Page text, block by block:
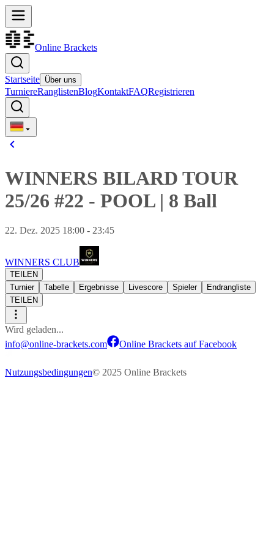
Online Brackets
Startseite Über uns
TurniereRanglistenBlogKontaktFAQRegistrieren
WINNERS BILARD TOUR
25/26 #22 - POOL| 8 Ball
22. Dez. 2025 18:00 - 23:45
WINNERS CLUB
TEILEN
Turnier
Tabelle Ergebnisse Livescore Spieler
Endrangliste
TEILEN
Wird geladen...
info@online-brackets.com
Online Brackets auf Facebook
Nutzungsbedingungen© 2025 Online Brackets